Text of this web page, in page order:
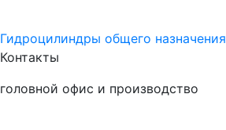
Гидроцилиндры общего назначения
Контакты
головной офис и производство